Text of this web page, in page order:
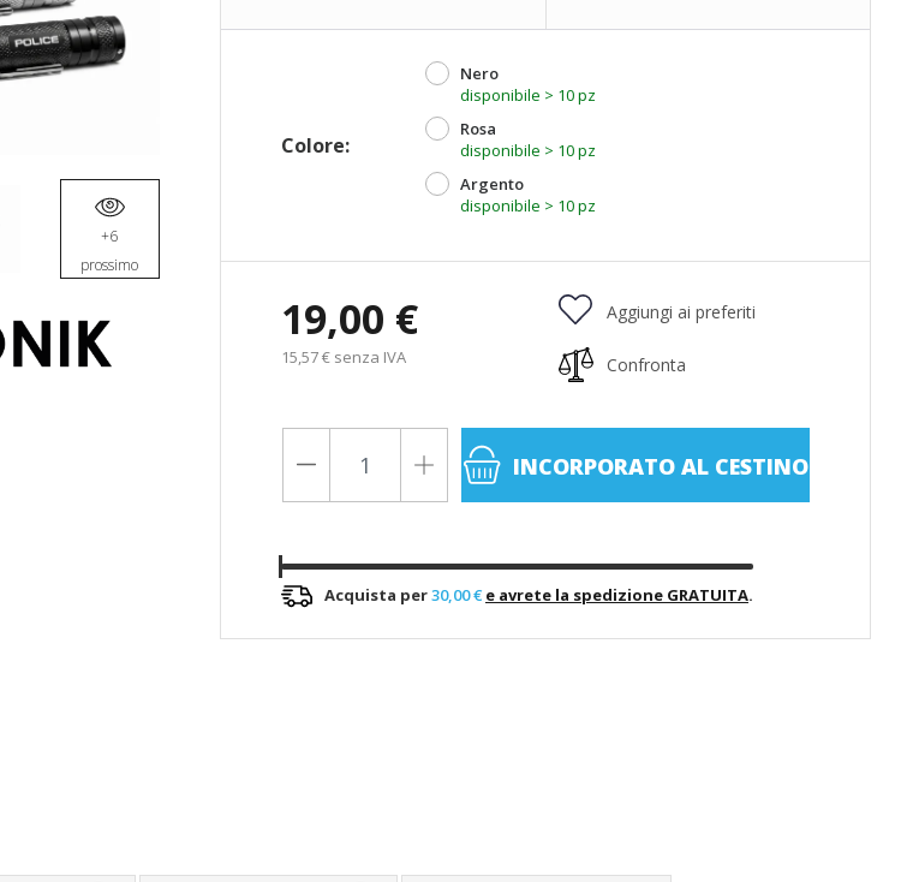
+6
prossimo
Colore:
Nero
disponibile > 10 pz
Rosa
disponibile > 10 pz
Argento
disponibile > 10 pz
19,00 €
15,57 € senza IVA
Aggiungi ai preferiti
Confronta
INCORPORATO AL CESTINO
Acquista per30,00 € e avrete la spedizione GRATUITA.